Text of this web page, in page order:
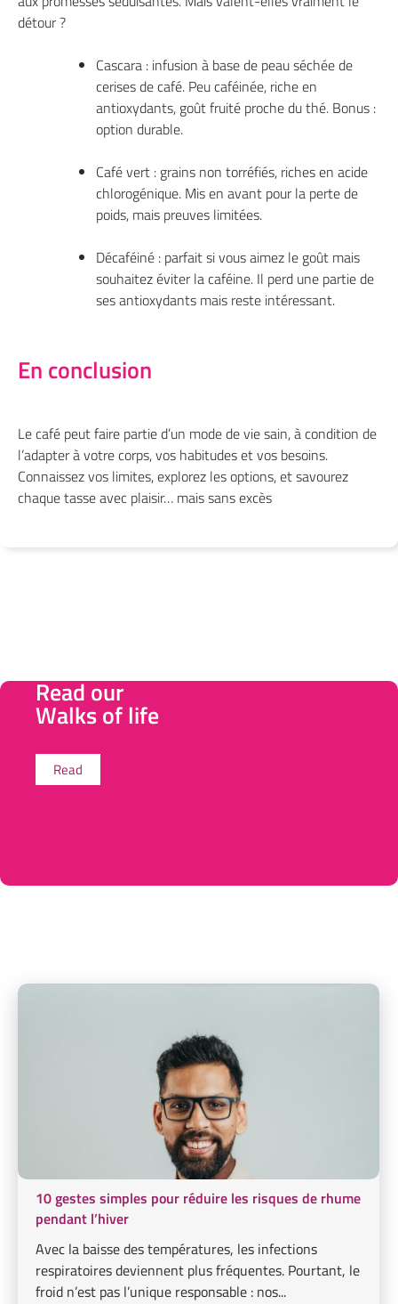
détour ?
Cascara : infusion à base de peau séchée de
cerises de café. Peu caféinée, riche en
antioxydants, goût fruité proche du thé. Bonus :
option durable.
Café vert : grains non torréfiés, riches en acide
chlorogénique. Mis en avant pour la perte de
poids, mais preuves limitées.
Décaféiné : parfait si vous aimez le goût mais
souhaitez éviter la caféine. Il perd une partie de
ses antioxydants mais reste intéressant.
En conclusion
Le café peut faire partie d’un mode de vie sain, à condition de
l’adapter à votre corps, vos habitudes et vos besoins.
Connaissez vos limites, explorez les options, et savourez
chaque tasse avec plaisir… mais sans excès
Read our
Walks of life
Read
10 gestes simples pour réduire les risques de rhume
pendant l’hiver
Avec la baisse des températures, les infections
respiratoires deviennent plus fréquentes. Pourtant, le
froid n’est pas l’unique responsable : nos...